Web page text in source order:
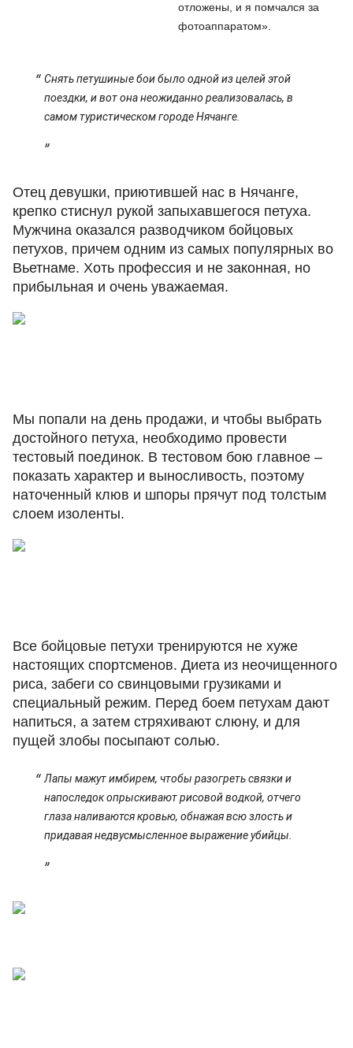
отложены, и я помчался за
фотоаппаратом».
Снять петушиные бои было одной из целей этой
поездки, и вот она неожиданно реализовалась, в
самом туристическом городе Нячанге.
Отец девушки, приютившей нас в Нячанге,
крепко стиснул рукой запыхавшегося петуха.
Мужчина оказался разводчиком бойцовых
петухов, причем одним из самых популярных во
Вьетнаме. Хоть профессия и не законная, но
прибыльная и очень уважаемая.
Мы попали на день продажи, и чтобы выбрать
достойного петуха, необходимо провести
тестовый поединок. В тестовом бою главное –
показать характер и выносливость, поэтому
наточенный клюв и шпоры прячут под толстым
слоем изоленты.
Все бойцовые петухи тренируются не хуже
настоящих спортсменов. Диета из неочищенного
риса, забеги со свинцовыми грузиками и
специальный режим. Перед боем петухам дают
напиться, а затем стряхивают слюну, и для
пущей злобы посыпают солью.
Лапы мажут имбирем, чтобы разогреть связки и
напоследок опрыскивают рисовой водкой, отчего
глаза наливаются кровью, обнажая всю злость и
придавая недвусмысленное выражение убийцы.